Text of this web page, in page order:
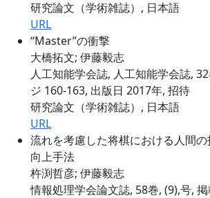
研究論文（学術雑誌）, 日本語
URL
“Master”の衝撃
大橋拓文; 伊藤毅志
人工知能学会誌, 人工知能学会誌,
ジ 160-163, 出版日 2017年, 招待
研究論文（学術雑誌）, 日本語
URL
流れを考慮した将棋における人間
向上手法
杵渕哲彦; 伊藤毅志
情報処理学会論文誌, 58巻, (9),号,